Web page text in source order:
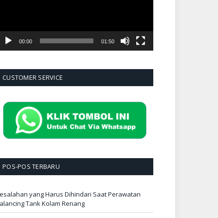
00:00 01:50
CUSTOMER SERVICE
POS-POS TERBARU
yang Harus Dihindari Saat Perawatan
Tank Kolam Renang